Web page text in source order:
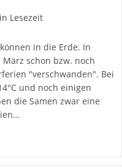
Lesezeit
in die Erde. In
schon bzw. noch
"verschwanden". Bei
und noch einigen
die Samen zwar eine